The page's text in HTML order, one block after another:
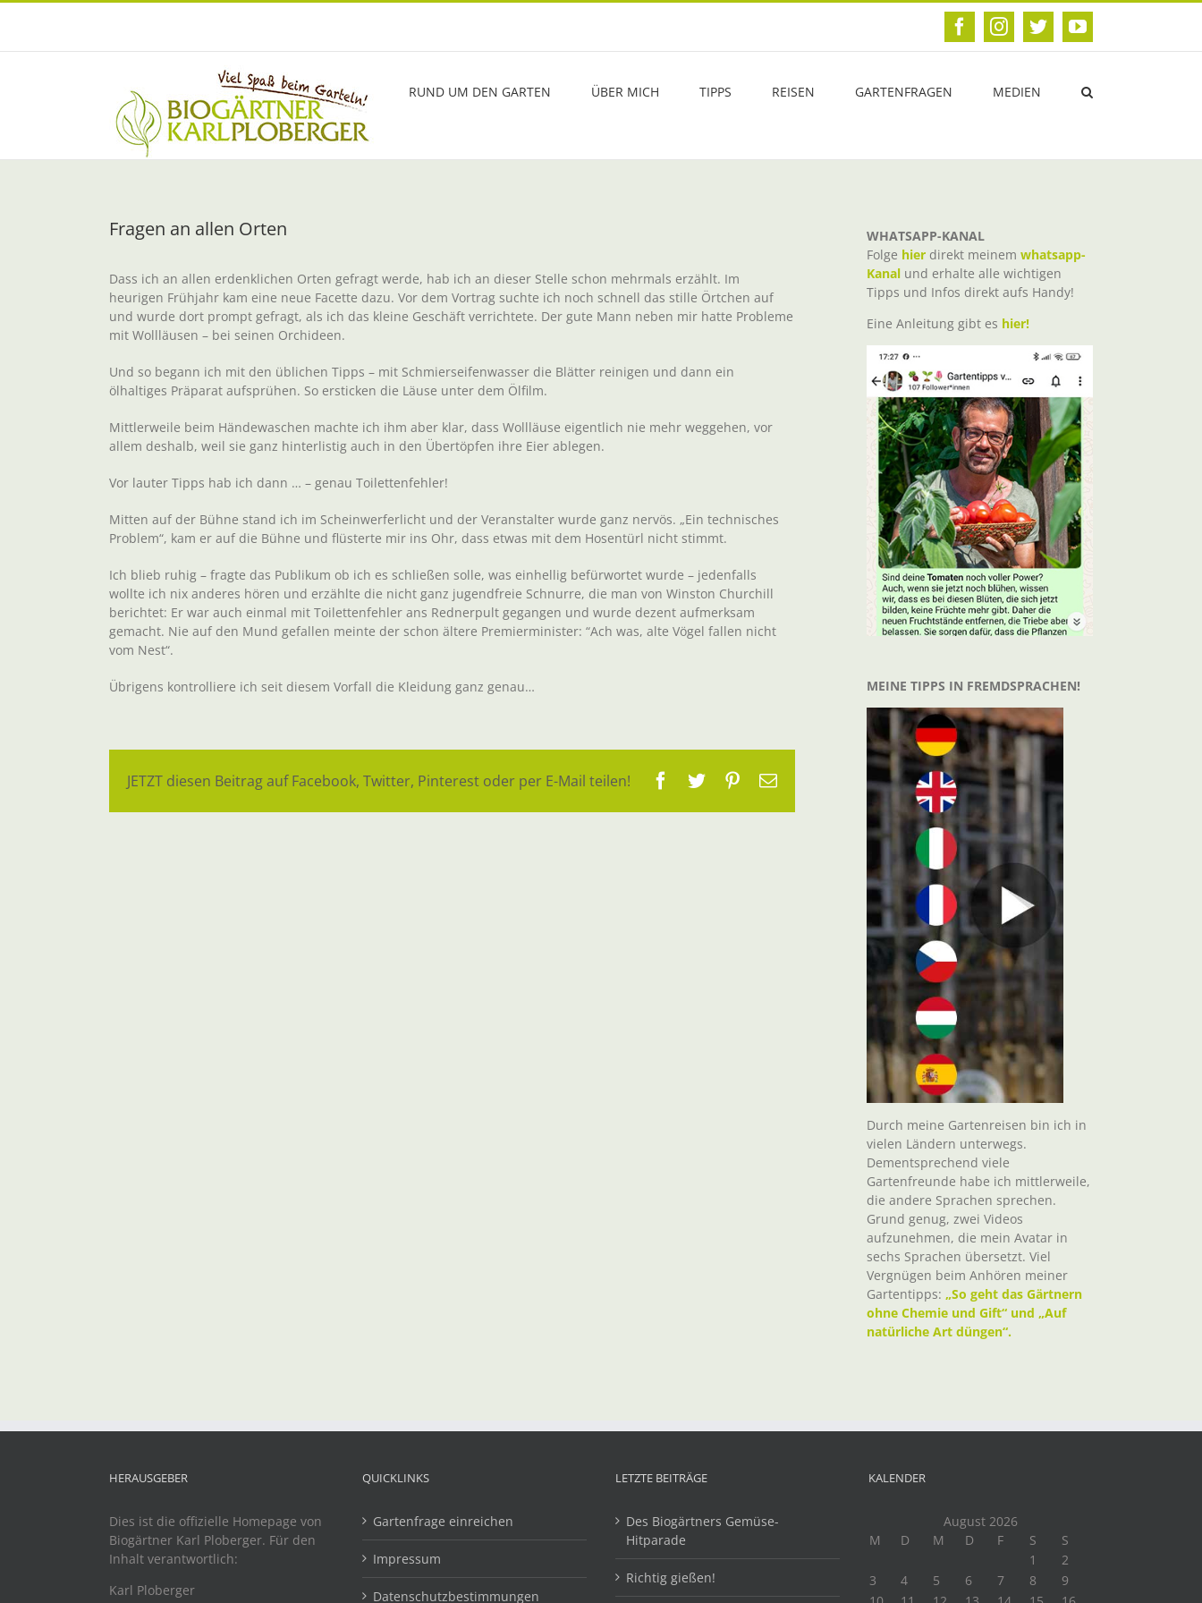
Zum
FacebookInstagram
TwitterYouTube
RUND UM DEN GARTEN ÜBER MICH TIPPS REISEN GARTENFRAGEN MEDIEN
Fragen an allen Orten
Dass ich an allen erdenklichen Orten gefragt werde, hab ich an dieser Stelle schon mehrmals erzählt. Im
heurigen Frühjahr kam eine neue Facette dazu. Vor dem Vortrag suchte ich noch schnell das stille Örtchen auf
und wurde dort prompt gefragt, als ich das kleine Geschäft verrichtete. Der gute Mann neben mir hatte Probleme
mit Wollläusen – bei seinen Orchideen.
Und so begann ich mit den üblichen Tipps – mit Schmierseifenwasser die Blätter reinigen und dann ein
ölhaltiges Präparat aufsprühen. So ersticken die Läuse unter dem Ölfilm.
Mittlerweile beim Händewaschen machte ich ihm aber klar, dass Wollläuse eigentlich nie mehr weggehen, vor
allem deshalb, weil sie ganz hinterlistig auch in den Übertöpfen ihre Eier ablegen.
Vor lauter Tipps hab ich dann … – genau Toilettenfehler!
Mitten auf der Bühne stand ich im Scheinwerferlicht und der Veranstalter wurde ganz nervös. „Ein technisches
Problem“, kam er auf die Bühne und flüsterte mir ins Ohr, dass etwas mit dem Hosentürl nicht stimmt.
Ich blieb ruhig – fragte das Publikum ob ich es schließen solle, was einhellig befürwortet wurde – jedenfalls
wollte ich nix anderes hören und erzählte die nicht ganz jugendfreie Schnurre, die man von Winston Churchill
berichtet: Er war auch einmal mit Toilettenfehler ans Rednerpult gegangen und wurde dezent aufmerksam
gemacht. Nie auf den Mund gefallen meinte der schon ältere Premierminister: “Ach was, alte Vögel fallen nicht
vom Nest“.
Übrigens kontrolliere ich seit diesem Vorfall die Kleidung ganz genau…
JETZT diesen Beitrag auf Facebook, Twitter, Pinterest oder per E-Mail teilen! Facebook
TwitterPinterest
E-
WHATSAPP-KANAL
Folge hier direkt meinem whatsapp-
Kanal und erhalte alle wichtigen
Tipps und Infos direkt aufs Handy!
Eine Anleitung gibt es hier!
MEINE TIPPS IN FREMDSPRACHEN!
Durch meine Gartenreisen bin ich in
vielen Ländern unterwegs.
Dementsprechend viele
Gartenfreunde habe ich mittlerweile,
die andere Sprachen sprechen.
Grund genug, zwei Videos
aufzunehmen, die mein Avatar in
sechs Sprachen übersetzt. Viel
Vergnügen beim Anhören meiner
Gartentipps: „So geht das Gärtnern
ohne Chemie und Gift“ und „Auf
natürliche Art düngen“.
HERAUSGEBER
Dies ist die offizielle Homepage von
Biogärtner Karl Ploberger. Für den
Inhalt verantwortlich:
Karl Ploberger
QUICKLINKS
Gartenfrage einreichen
Impressum
Datenschutzbestimmungen
LETZTE BEITRÄGE
Des Biogärtners Gemüse-
Hitparade
Richtig gießen!
KALENDER
August 2026
M
D M D F S
S
1
2
3
4 5 6 7 8
9